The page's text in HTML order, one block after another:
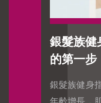
就能完成
全身訓練
五或二四六
鐘、午休快
原則。RPE
銀髮族健
的第一步
銀髮族健身